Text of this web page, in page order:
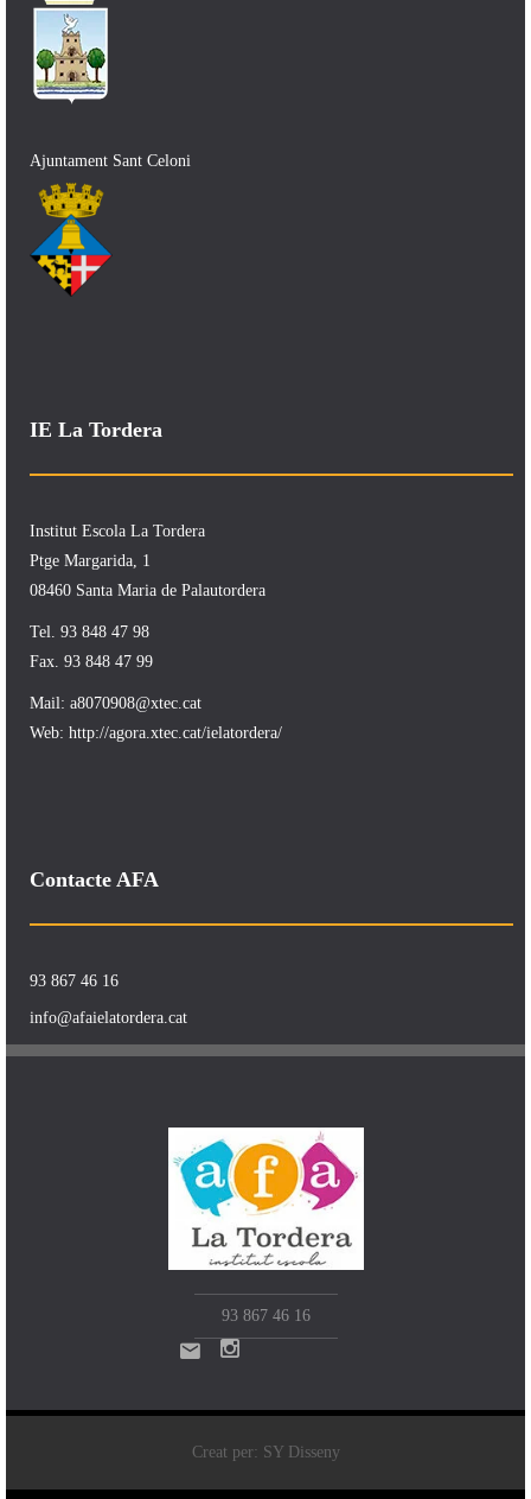
Ajuntament Sant Celoni
IE La Tordera
Institut Escola La Tordera
Ptge Margarida, 1
08460 Santa Maria de Palautordera
Tel. 93 848 47 98
Fax. 93 848 47 99
Mail: a8070908@xtec.cat
Web: http://agora.xtec.cat/ielatordera/
Contacte AFA
93 867 46 16
info@afaielatordera.cat
93 867 46 16
Creat per: SY Disseny